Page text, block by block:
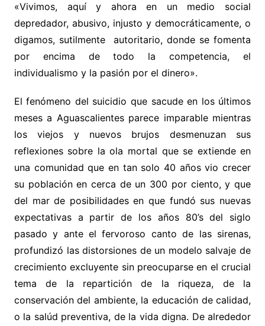
«Vivimos, aquí y ahora en un medio social
depredador, abusivo, injusto y democráticamente, o
digamos, sutilmente autoritario, donde se fomenta
por encima de todo la competencia, el
individualismo y la pasión por el dinero».
El fenómeno del suicidio que sacude en los últimos
meses a Aguascalientes parece imparable mientras
los viejos y nuevos brujos desmenuzan sus
reflexiones sobre la ola mortal que se extiende en
una comunidad que en tan solo 40 años vio crecer
su población en cerca de un 300 por ciento, y que
del mar de posibilidades en que fundó sus nuevas
expectativas a partir de los años 80’s del siglo
pasado y ante el fervoroso canto de las sirenas,
profundizó las distorsiones de un modelo salvaje de
crecimiento excluyente sin preocuparse en el crucial
tema de la repartición de la riqueza, de la
conservación del ambiente, la educación de calidad,
o la salúd preventiva, de la vida digna. De alrededor